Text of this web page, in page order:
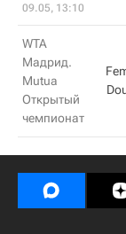
09.05, 13:10
WTA
Мадрид.
Mutua
Открытый
чемпионат